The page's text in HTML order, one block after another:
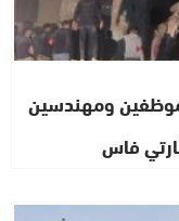
ومهندسين
فاس